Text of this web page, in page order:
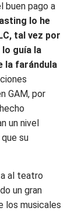
buen pago a
lo he
tal vez por
lo guía la
la farándula
GAM, por
un nivel
su
al teatro
un gran
los musicales